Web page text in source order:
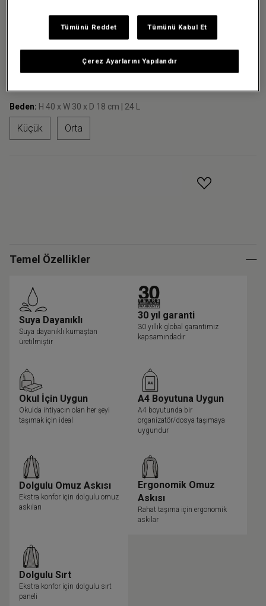
+28
Beden: H 40 x W 30 x D 18 cm | 24 L
Küçük Orta
Temel Özellikler
Suya Dayanıklı
Suya dayanıklı kumaştan
üretilmiştir
30 yıl garanti
30 yıllık global garantimiz
kapsamındadır
Okul İçin Uygun
Okulda ihtiyacın olan her şeyi
taşımak için ideal
A4 Boyutuna Uygun
A4 boyutunda bir
organizatör/dosya taşımaya
uygundur
Dolgulu Omuz Askısı
Ekstra konfor için dolgulu omuz
askıları
Ergonomik Omuz
Askısı
Rahat taşıma için ergonomik
askılar
Dolgulu Sırt
Ekstra konfor için dolgulu sırt
paneli
Çerez Ayarlarını Yapılandır
Tümünü Reddet Tümünü Kabul Et